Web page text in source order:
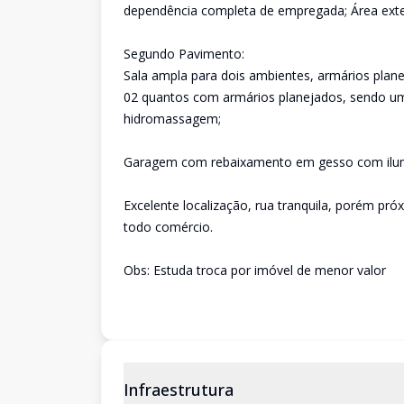
dependência completa de empregada; Área
Segundo Pavimento:
Sala ampla para dois ambientes, armários
02 quantos com armários planejados, sendo
hidromassagem;
Garagem com rebaixamento em gesso com
Excelente localização, rua tranquila, porém
todo comércio.
Obs: Estuda troca por imóvel de menor valor
Infraestrutura